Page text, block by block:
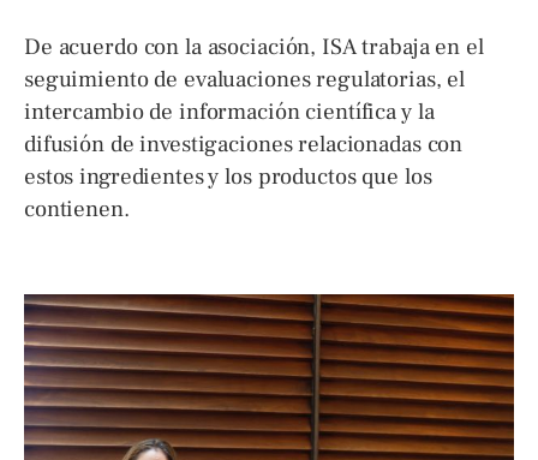
De acuerdo con la asociación, ISA trabaja en el
seguimiento de evaluaciones regulatorias, el
intercambio de información científica y la
difusión de investigaciones relacionadas con
estos ingredientes y los productos que los
contienen.